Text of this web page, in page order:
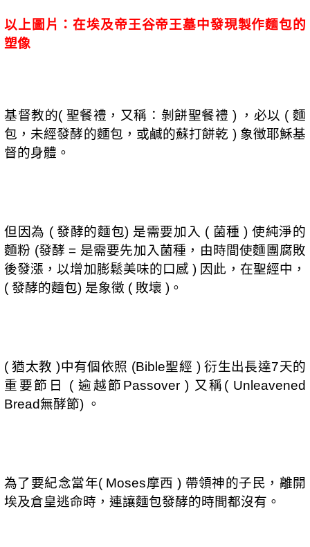
以上圖片：在埃及帝王谷帝王墓中發現製作麵包的
塑像
基督教的( 聖餐禮，又稱：剝餅聖餐禮 ) ，必以 (麵
包，未經發酵的麵包，或鹹的蘇打餅乾 ) 象徵耶穌基
督的身體。
但因為 (發酵的麵包) 是需要加入 ( 菌種 )使純淨的
麵粉 (發酵 = 是需要先加入菌種，由時間使麵團腐敗
後發漲，以增加膨鬆美味的口感 ) 因此，在聖經中，
( 發酵的麵包) 是象徵 ( 敗壞 ) 。
(猶太教 )中有個依照 (Bible聖經 )衍生出長達7天的
重要節日
( 逾越節 Passover ) 又稱( Unleavened
Bread無酵節) 。
為了要紀念當年( Moses摩西 ) 帶領神的子民，離開
埃及倉皇逃命時，連讓麵包發酵的時間都沒有。